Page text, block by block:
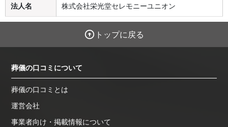
法人名 株式会社栄光堂セレモニーユニオン
トップに戻る
葬儀の口コミについて
葬儀の口コミとは
運営会社
事業者向け・掲載情報について